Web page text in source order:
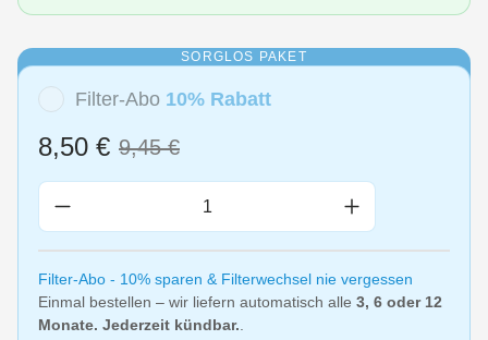
SORGLOS PAKET
Filter-Abo 10% Rabatt
Produkt Anzahl: Gib den gewünschten
8,50 € 9,45 €
Filter-Abo - 10% sparen & Filterwechsel nie vergessen
Einmal bestellen – wir liefern automatisch alle 3, 6 oder 12
Monate. Jederzeit kündbar.